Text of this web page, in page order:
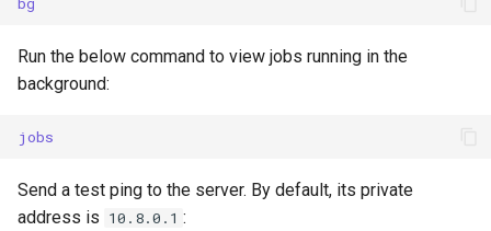
Run the below command to view jobs running in the
background:
jobs
Send a test ping to the server. By default, its private
address is 10.8.0.1 :